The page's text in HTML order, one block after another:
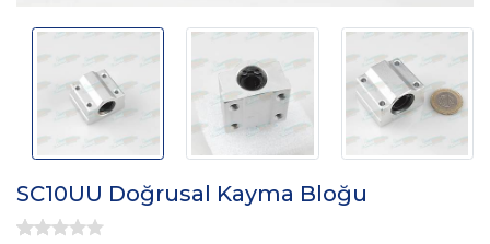
SC10UU Doğrusal Kayma Bloğu